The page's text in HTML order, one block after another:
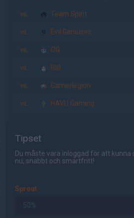
vs. Team Spirit
vs. Evil Geniuses
vs. OG
vs. BIG
vs. Gamerlegion
vs. HAVU Gaming
Tipset
Du måste vara inloggad för att
nu, snabbt och smärtfritt!
Sprout
50%